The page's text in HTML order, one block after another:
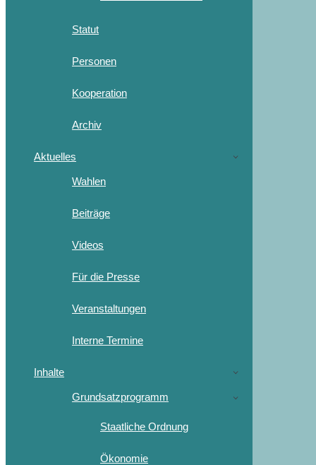
Statut
Personen
Kooperation
Archiv
Aktuelles
Wahlen
Beiträge
Videos
Für die Presse
Veranstaltungen
Interne Termine
Inhalte
Grundsatzprogramm
Staatliche Ordnung
Ökonomie